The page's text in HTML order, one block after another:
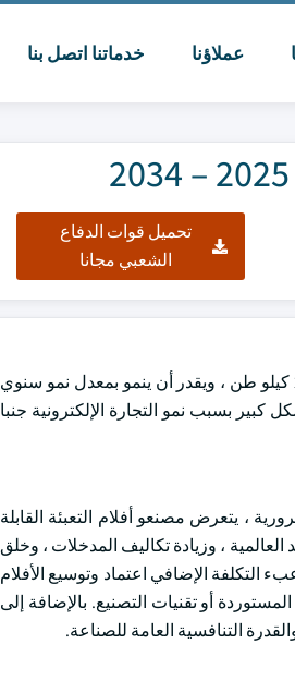
عملاؤنا خدماتنا اتصل بنا
تحميل قوات الدفاع
الشعبي مجانا
بلغت قيمة سوق أفلام التغليف القابلة للتحلل العالمية 10.2 مليار دولار أمريكي في عام 2024 ، بحجم 2,285.26 كيلو طن ، ويقدر أن ينمو بمعدل نمو سنوي
إلى سماد بشكل كبير بسبب نمو التجارة الإلكترونية جنبا
، يتعرض مصنعو أفلام التعبئة القابلة
، وزيادة تكاليف المدخلات ، وخلق
الإضافي اعتماد وتوسيع الأفلام
أو تقنيات التصنيع. بالإضافة إلى
التنافسية العامة للصناعة.